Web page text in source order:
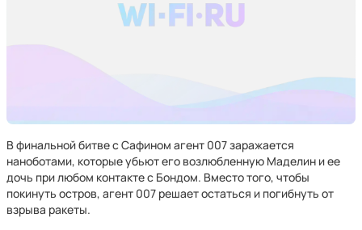
В финальной битве с Сафином агент 007 заражается
наноботами, которые убьют его возлюбленную Маделин и ее
дочь при любом контакте с Бондом. Вместо того, чтобы
покинуть остров, агент 007 решает остаться и погибнуть от
взрыва ракеты.